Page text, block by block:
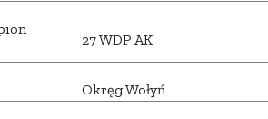
27 WDP AK
Okręg Wołyń